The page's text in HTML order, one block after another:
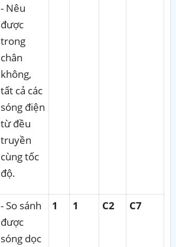
- Nêu
được
trong
chân
không,
tất cả các
sóng điện
từ đều
truyền
cùng tốc
độ.
- So sánh
được
sóng dọc
1 1 C2 C7